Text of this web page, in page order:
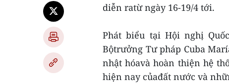
diễn ratừ ngày 16-19/4 tới.
Phát biểu tại Hội nghị
Bộtrưởng Tư pháp Cuba
nhật hóavà hoàn thiện hệ
hiện nay củađất nước và